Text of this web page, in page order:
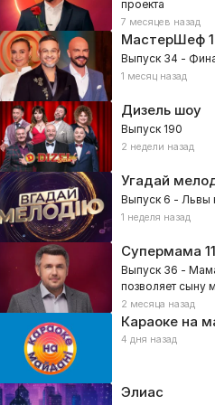
проекта
7 месяцев назад
МастерШеф
Выпуск 34 -
1 месяц назад
Дизель шоу
Выпуск 190
2 недели назад
Угадай
Выпуск 6 - Львы
1 неделя назад
Супермама 11
Выпуск 36 -
позволяет сыну
собой?
2 месяца назад
Караоке на
4 дня назад
Элиас